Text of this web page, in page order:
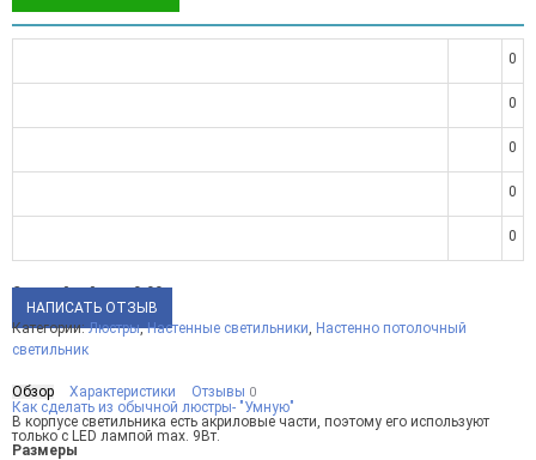
0
0
0
0
0
Средний рейтинг:0.00
НАПИСАТЬ ОТЗЫВ
Категории:Люстры,Настенные светильники, Настенно потолочный
светильник
Обзор Характеристики Отзывы 0
Как сделать из обычной люстры- "Умную"
В корпусе светильника есть акриловые части, поэтому его используют
только с LED лампой max. 9Вт.
Размеры